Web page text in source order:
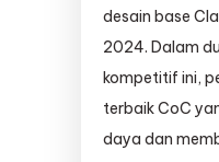
desain base
2024. Dalam
kompetitif ini,
terbaik CoC
daya dan